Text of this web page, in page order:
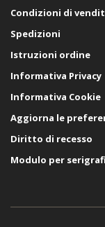
Condizioni di
Spedizioni
Istruzioni ordine
Informativa Privacy
Informativa Cookie
Aggiorna le
Diritto di recesso
Modulo per